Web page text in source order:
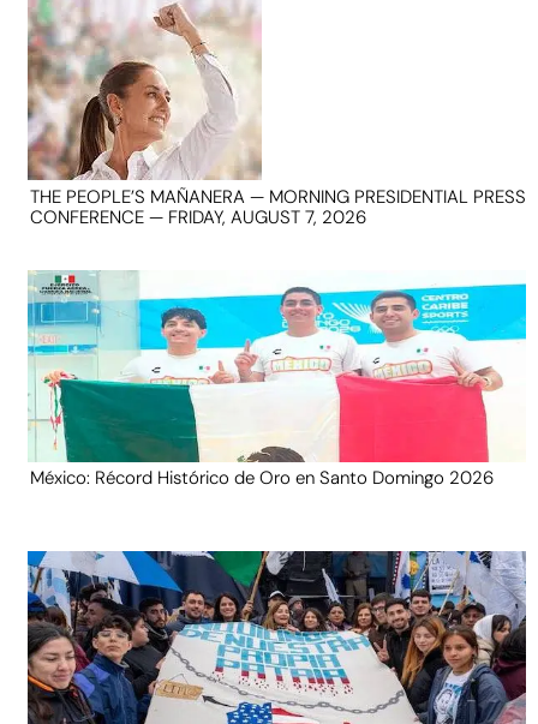
THE PEOPLE’S MAÑANERA — MORNING PRESIDENTIAL PRESS
CONFERENCE — FRIDAY, AUGUST 7, 2026
México: Récord Histórico de Oro en Santo Domingo 2026